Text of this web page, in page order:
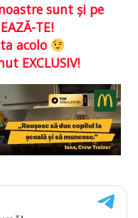
sunt şi pe
TE!
acolo
EXCLUSIV!